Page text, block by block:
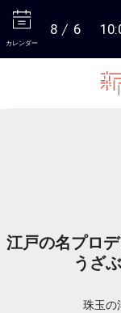
カレンダー
8 6
江戸の名プロ
うざ
珠玉の